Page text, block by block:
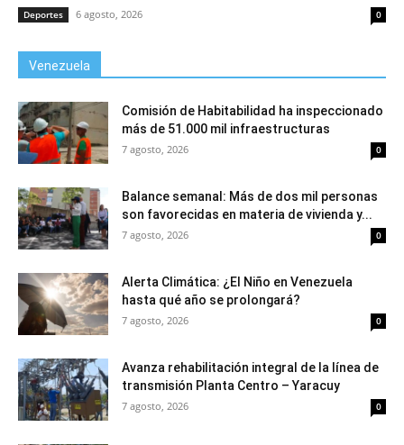
Deportes 6 agosto, 2026 0
Venezuela
Comisión de Habitabilidad ha inspeccionado
más de 51.000 mil infraestructuras
7 agosto, 2026 0
Balance semanal: Más de dos mil personas
son favorecidas en materia de vivienda y...
7 agosto, 2026 0
Alerta Climática: ¿El Niño en Venezuela
hasta qué año se prolongará?
7 agosto, 2026 0
Avanza rehabilitación integral de la línea de
transmisión Planta Centro – Yaracuy
7 agosto, 2026 0